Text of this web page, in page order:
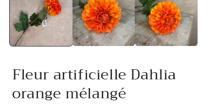
dans
une
fenêtre
modale
Fleur artificielle Dahlia
orange mélangé